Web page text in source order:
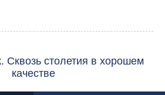
Сквозь столетия в хорошем
качестве